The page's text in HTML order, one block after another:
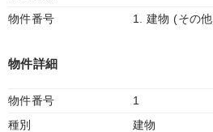
物件番号
1. 建物 (その
物件詳細
物件番号
1
種別
建物